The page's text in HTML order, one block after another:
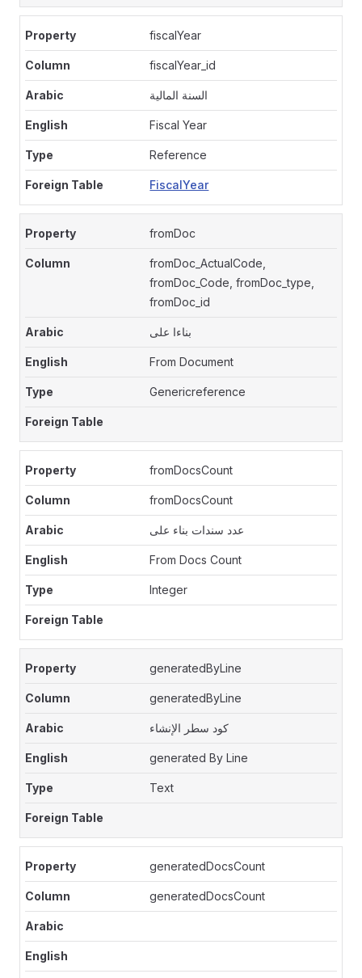
fiscalYear
fiscalYear_id
السنة المالية
Fiscal Year
Reference
FiscalYear
fromDoc
fromDoc_ActualCode,
fromDoc_Code, fromDoc_type,
fromDoc_id
بناءا على
From Document
Genericreference
fromDocsCount
fromDocsCount
عدد سندات بناء على
From Docs Count
Integer
generatedByLine
generatedByLine
كود سطر الإنشاء
generated By Line
Text
generatedDocsCount
generatedDocsCount